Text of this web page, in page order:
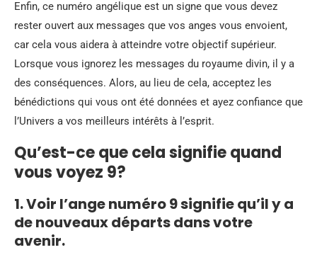
Enfin, ce numéro angélique est un signe que vous devez
rester ouvert aux messages que vos anges vous envoient,
car cela vous aidera à atteindre votre objectif supérieur.
Lorsque vous ignorez les messages du royaume divin, il y a
des conséquences. Alors, au lieu de cela, acceptez les
bénédictions qui vous ont été données et ayez confiance que
l’Univers a vos meilleurs intérêts à l’esprit.
Qu’est-ce que cela signifie quand
vous voyez 9?
1. Voir l’ange numéro 9 signifie qu’il y a
de nouveaux départs dans votre
avenir.